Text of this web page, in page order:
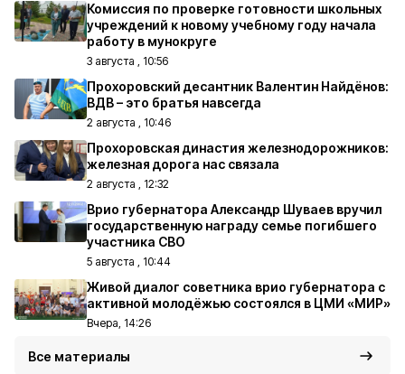
Комиссия по проверке готовности школьных
учреждений к новому учебному году начала
работу в мунокруге
3 августа , 10:56
Прохоровский десантник Валентин Найдёнов:
ВДВ – это братья навсегда
2 августа , 10:46
Прохоровская династия железнодорожников:
железная дорога нас связала
2 августа , 12:32
Врио губернатора Александр Шуваев вручил
государственную награду семье погибшего
участника СВО
5 августа , 10:44
Живой диалог советника врио губернатора с
активной молодёжью состоялся в ЦМИ «МИР»
Вчера, 14:26
Все материалы